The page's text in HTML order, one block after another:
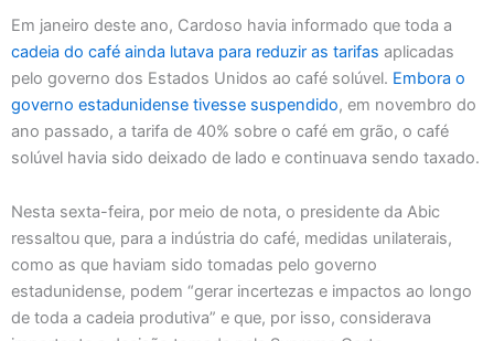
Em janeiro deste ano, Cardoso havia informado que toda a
cadeia do café ainda lutava para reduzir as tarifas aplicadas
pelo governo dos Estados Unidos ao café solúvel. Embora o
governo estadunidense tivesse suspendido, em novembro do
ano passado, a tarifa de 40% sobre o café em grão, o café
solúvel havia sido deixado de lado e continuava sendo taxado.
Nesta sexta-feira, por meio de nota, o presidente da Abic
ressaltou que, para a indústria do café, medidas unilaterais,
como as que haviam sido tomadas pelo governo
estadunidense, podem “gerar incertezas e impactos ao longo
de toda a cadeia produtiva” e que, por isso, considerava